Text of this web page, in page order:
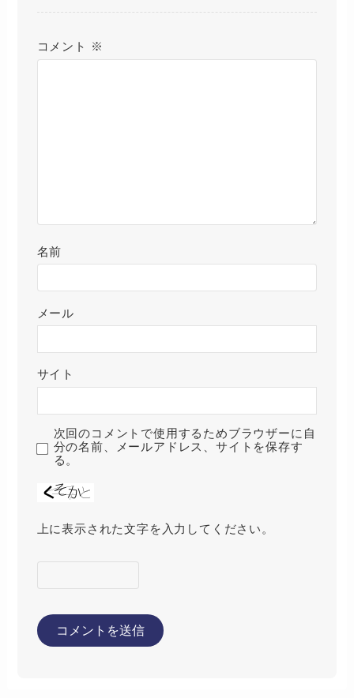
コメント ※
名前
メール
サイト
次回のコメントで使用するためブラウザーに自
分の名前、メールアドレス、サイトを保存す
る。
上に表示された文字を入力してください。